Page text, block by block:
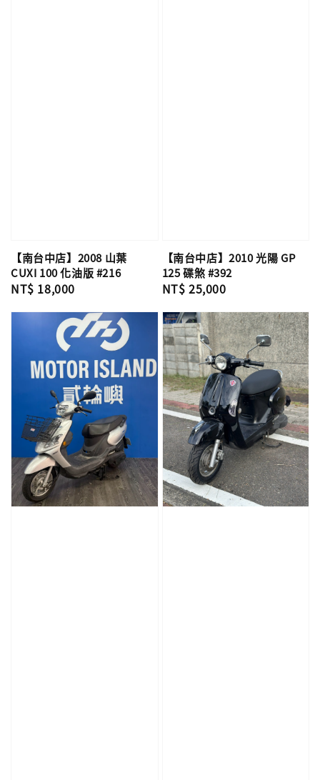
【南台中店】2008 山葉
CUXI 100 化油版 #216
Regular
NT$ 18,000
【南台中店】2010 光陽 GP
125 碟煞 #392
Regular
NT$ 25,000